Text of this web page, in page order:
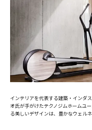
インテリアを代表する建築・インダ
オ氏が手がけたテクノジムホームユ
る美しいデザインは、豊かなウェル